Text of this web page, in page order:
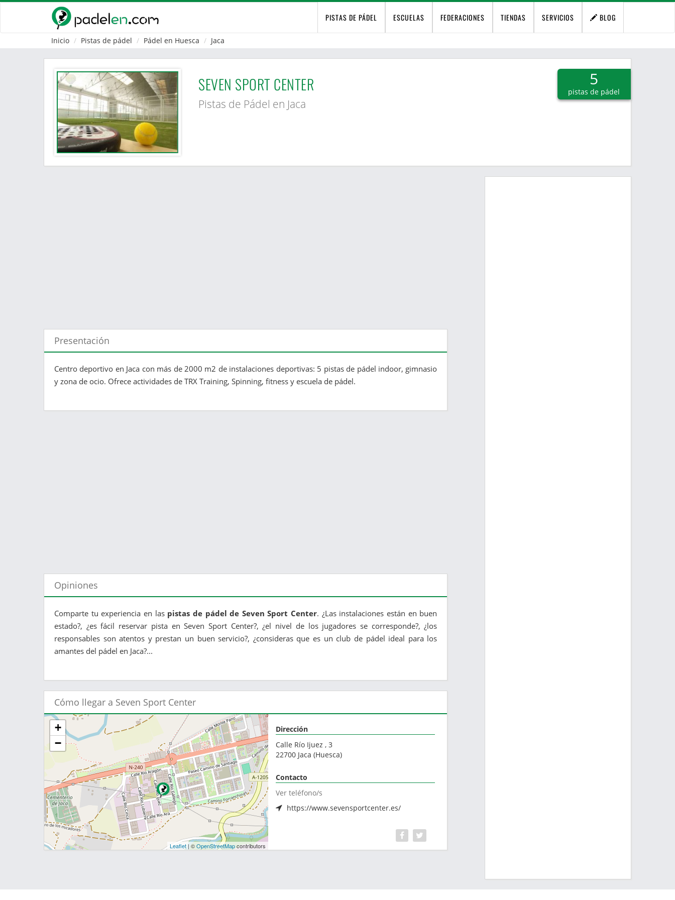
PISTAS DE PÁDEL ESCUELAS FEDERACIONES TIENDAS SERVICIOS BLOG
Inicio Pistas de pádel Pádel en Huesca Jaca
SEVEN SPORT CENTER
Pistas de Pádel en Jaca
5
pistas de pádel
Presentación
Centro deportivo en Jaca con más de 2000 m2 de instalaciones deportivas: 5 pistas de pádel indoor, gimnasio
y zona de ocio. Ofrece actividades de TRX Training, Spinning, fitness y escuela de pádel.
Opiniones
Comparte tu experiencia en las pistas de pádel de Seven Sport Center. ¿Las instalaciones están en buen
estado?, ¿es fácil reservar pista en Seven Sport Center?, ¿el nivel de los jugadores se corresponde?, ¿los
responsables son atentos y prestan un buen servicio?, ¿consideras que es un club de pádel ideal para los
amantes del pádel en Jaca?...
Cómo llegar a Seven Sport Center
+
−
Leaflet | ©OpenStreetMapcontributors
Dirección
Calle Río Ijuez , 3
22700 Jaca (Huesca)
Contacto
Ver teléfono/s
https://www.sevensportcenter.es/